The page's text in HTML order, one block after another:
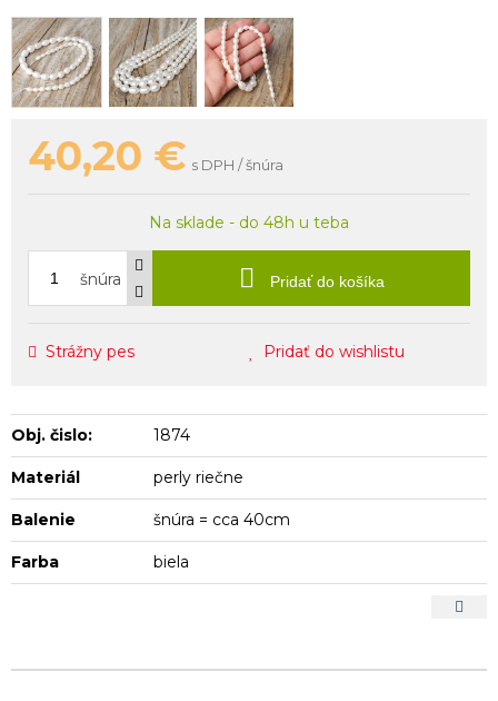
40,20 € s DPH / šnúra
Na sklade - do 48h u teba
šnúra Pridať do košíka
Strážny pes Pridať do wishlistu
Obj. čislo: 1874
Materiál perly riečne
Balenie šnúra = cca 40cm
Farba biela